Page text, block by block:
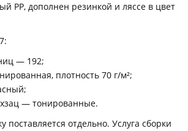
РР, дополнен резинкой и ляссе в цвет
— 192;
плотность 70 г/м²;
— тонированные.
поставляется отдельно. Услуга сборки